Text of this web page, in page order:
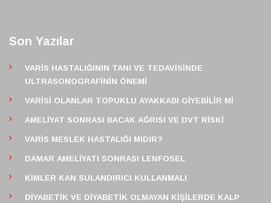
Son Yazılar
VARIS HASTALIĞININ TANI VE TEDAVISINDE
ULTRASONOGRAFININ ÖNEMI
VARISI OLANLAR TOPUKLU AYAKKABI GIYEBILIR MI
AMELIYAT SONRASI BACAK AĞRISI VE DVT RISKI
VARIS MESLEK HASTALIĞI MIDIR?
DAMAR AMELIYATI SONRASI LENFOSEL
KIMLER KAN SULANDIRICI KULLANMALI
DIYABETIK VE DIYABETIK OLMAYAN KIŞILERDE KALP